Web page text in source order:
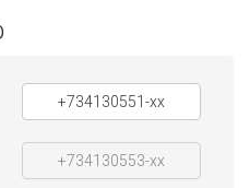
+734130551-xx
+734130553-xx